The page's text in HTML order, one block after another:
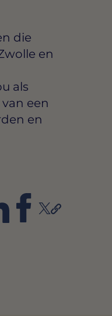
die
en
als
een
en